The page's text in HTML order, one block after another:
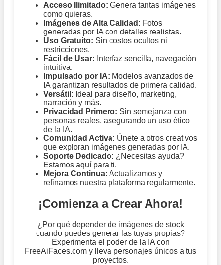
Acceso Ilimitado: Genera tantas imágenes
como quieras.
Imágenes de Alta Calidad: Fotos
generadas por IA con detalles realistas.
Uso Gratuito: Sin costos ocultos ni
restricciones.
Fácil de Usar: Interfaz sencilla, navegación
intuitiva.
Impulsado por IA: Modelos avanzados de
IA garantizan resultados de primera calidad.
Versátil: Ideal para diseño, marketing,
narración y más.
Privacidad Primero: Sin semejanza con
personas reales, asegurando un uso ético
de la IA.
Comunidad Activa: Únete a otros creativos
que exploran imágenes generadas por IA.
Soporte Dedicado: ¿Necesitas ayuda?
Estamos aquí para ti.
Mejora Continua: Actualizamos y
refinamos nuestra plataforma regularmente.
¡Comienza a Crear Ahora!
¿Por qué depender de imágenes de stock
cuando puedes generar las tuyas propias?
Experimenta el poder de la IA con
FreeAiFaces.com y lleva personajes únicos a tus
proyectos.